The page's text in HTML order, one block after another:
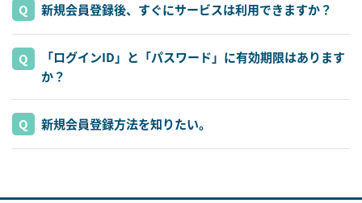
新規会員登録後、すぐにサービスは利用できますか？
「ログインID」と「パスワード」に有効期限はあります
か？
新規会員登録方法を知りたい。